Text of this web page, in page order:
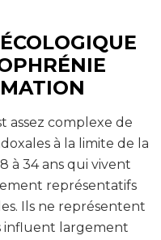
assez complexe de
à la limite de la
à 34 ans qui vivent
représentatifs
Ils ne représentent
influent largement